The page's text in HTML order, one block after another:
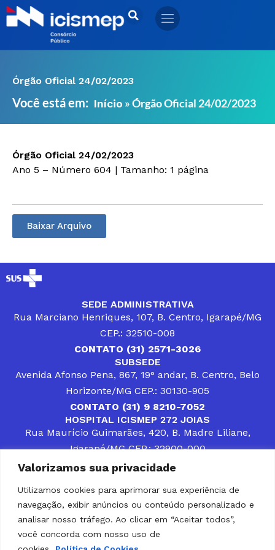
Valorizamos sua privacidade
Utilizamos cookies para aprimorar sua experiência de
navegação, exibir anúncios ou conteúdo personalizado e
analisar nosso tráfego. Ao clicar em “Aceitar todos”,
você concorda com nosso uso de
Ir
para
Órgão Oficial 24/02/2023
Você está em: Início »Órgão Oficial 24/02/2023
Órgão Oficial 24/02/2023
Ano 5 – Número 604 | Tamanho: 1 página
Baixar Arquivo
SEDE ADMINISTRATIVA
Rua Marciano Henriques, 107, B. Centro, Igarapé/MG
CEP.: 32510-008
CONTATO (31) 2571-3026
SUBSEDE
Avenida Afonso Pena, 867, 19° andar, B. Centro, Belo
Horizonte/MG CEP.: 30130-905
CONTATO (31) 9 8210-7052
HOSPITAL ICISMEP 272 JOIAS
Rua Maurício Guimarães, 420, B. Madre Liliane,
Igarapé/MG CEP.: 32900-000
CONTATOS (31) 3512-4400 ou (31) 9 8309-8660
DESENVOLVER SOLUÇÕES, AÇÕES E SERVIÇOS
PÚBLICOS QUE COMPLEMENTEM A ASSISTÊNCIA À
POPULAÇÃO DA REGIÃO EM QUE ATUA, SENDO
PARCEIRO DOS MUNICÍPIOS CONSORCIADOS NA
SOLUÇÃO DE DIFICULDADES ENFRENTADAS POR
GESTORES MUNICIPAIS, É O COMPROMISSO DO
ICISMEP.